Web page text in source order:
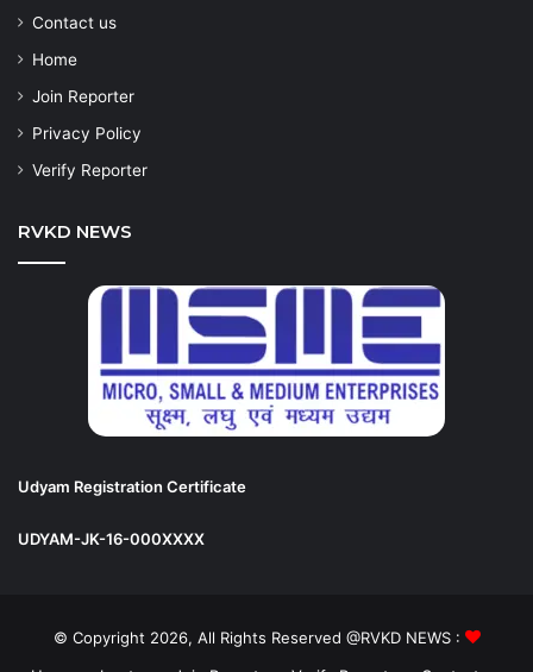
Contact us
Home
Join Reporter
Privacy Policy
Verify Reporter
RVKD NEWS
Udyam Registration Certificate
UDYAM-JK-16-000XXXX
© Copyright 2026, All Rights Reserved @RVKD NEWS :